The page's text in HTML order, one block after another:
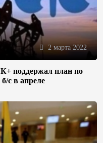
2 марта 2022
поддержал план по
с в апреле